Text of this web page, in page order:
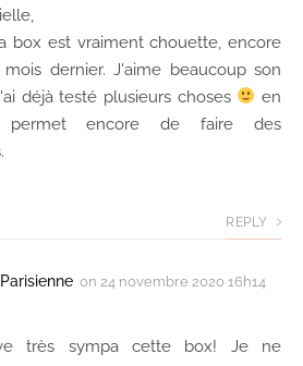
box est vraiment chouette, encore
dernier. J'aime beaucoup son
déjà testé plusieurs choses
en
encore de faire des
REPLY
on 24 novembre 2020 16h14
très sympa cette box! Je ne